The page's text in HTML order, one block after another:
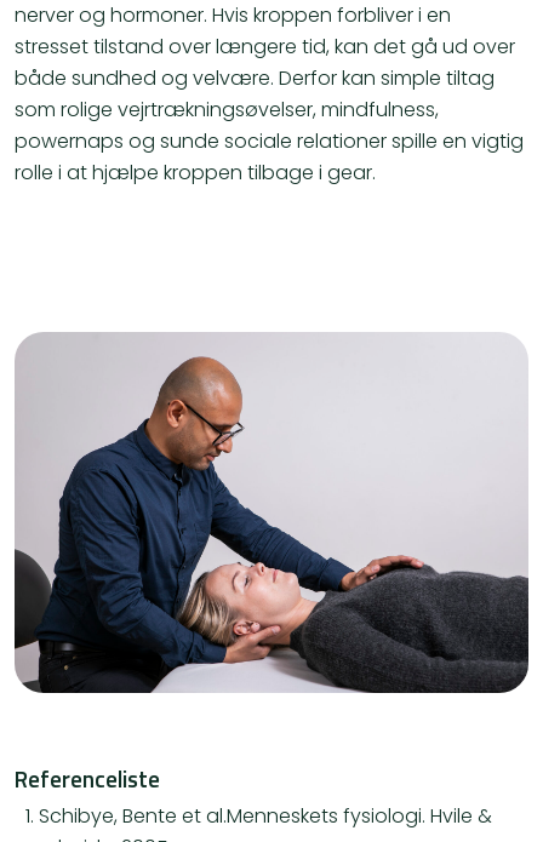
nerver og hormoner. Hvis kroppen forbliver i en
stresset tilstand over længere tid, kan det gå ud over
både sundhed og velvære. Derfor kan simple tiltag
som rolige vejrtrækningsøvelser, mindfulness,
powernaps og sunde sociale relationer spille en vigtig
rolle i at hjælpe kroppen tilbage i gear.
Referenceliste
Schibye, Bente et al.Menneskets fysiologi. Hvile &